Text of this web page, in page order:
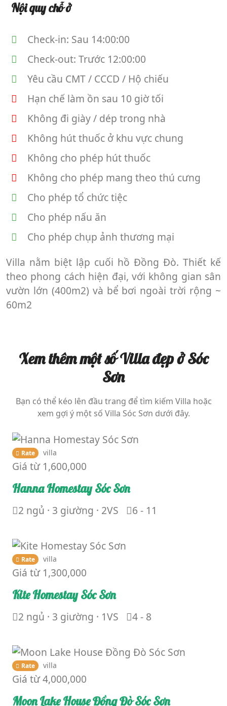
Nội quy chỗ ở
Check-in: Sau 14:00:00
Check-out: Trước 12:00:00
Yêu cầu CMT / CCCD / Hộ chiếu
Hạn chế làm ồn sau 10 giờ tối
Không đi giày / dép trong nhà
Không hút thuốc ở khu vực chung
Không cho phép hút thuốc
Không cho phép mang theo thú cưng
Cho phép tổ chức tiệc
Cho phép nấu ăn
Cho phép chụp ảnh thương mại
Villa nằm biệt lập cuối hồ Đồng Đò. Thiết kế
theo phong cách hiện đại, với không gian sân
vườn lớn (400m2) và bể bơi ngoài trời rộng ~
60m2
Xem thêm một số Villa đẹp ở Sóc
Sơn
Bạn có thể kéo lên đầu trang để tìm kiếm Villa hoặc
xem gợi ý một số Villa Sóc Sơn dưới đây.
Rate villa
Giá từ 1,600,000
Hanna Homestay Sóc Sơn
2 ngủ · 3 giường · 2VS 6 - 11
Rate villa
Giá từ 1,300,000
Kite Homestay Sóc Sơn
2 ngủ · 3 giường · 1VS 4 - 8
Rate villa
Giá từ4,000,000
Moon Lake House Đồng Đò Sóc Sơn